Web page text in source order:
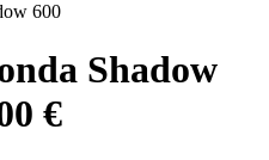
600
Shadow
€